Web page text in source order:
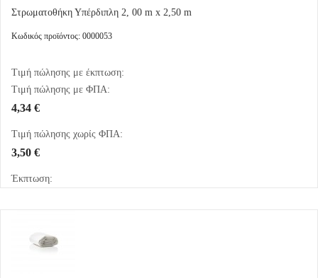
Στρωματοθήκη Υπέρδιπλη 2, 00 m x 2,50 m
Κωδικός προϊόντος: 0000053
Τιμή πώλησης με έκπτωση:
Τιμή πώλησης με ΦΠΑ:
4,34 €
Τιμή πώλησης χωρίς ΦΠΑ:
3,50 €
Έκπτωση: